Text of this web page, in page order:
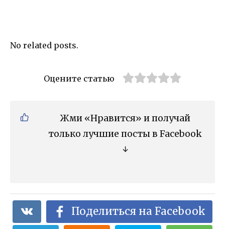
No related posts.
Оцените статью
Жми «Нравится» и получай
только лучшие посты в Facebook
↓
Поделиться на Facebook